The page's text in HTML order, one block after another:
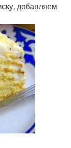
добавляем